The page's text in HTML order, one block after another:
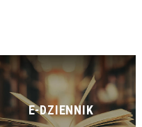
E-DZIENNIK